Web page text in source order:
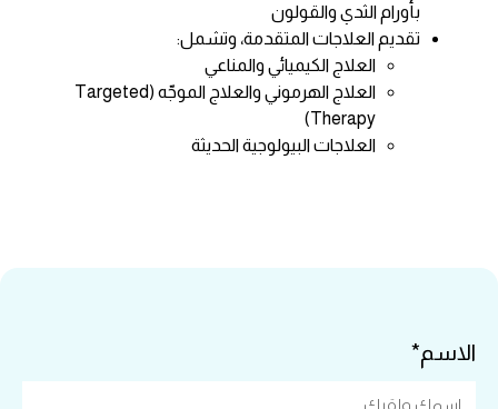
بأورام الثدي والقولون
تقديم العلاجات المتقدمة، وتشمل:
العلاج الكيميائي والمناعي
العلاج الهرموني والعلاج الموجّه (Targeted
Therapy)
العلاجات البيولوجية الحديثة
الاسم*